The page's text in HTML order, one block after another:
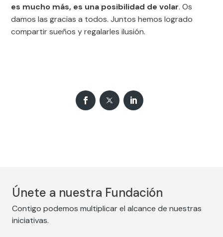
es mucho más, es una posibilidad de volar. Os
damos las gracias a todos. Juntos hemos logrado
compartir sueños y regalarles ilusión.
Únete a nuestra Fundación
Contigo podemos multiplicar el alcance de nuestras
iniciativas.